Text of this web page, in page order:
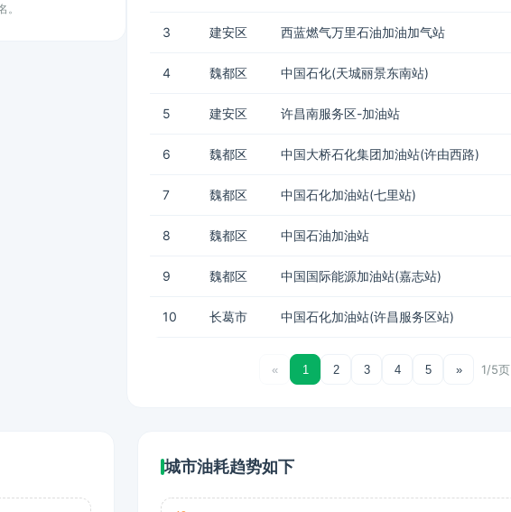
3 建安区 西蓝燃气万里石油加油加气站
4 魏都区 中国石化(天城丽景东南站)
5 建安区 许昌南服务区-加油站
6 魏都区 中国大桥石化集团加油站(许由西路)
7 魏都区 中国石化加油站(七里站)
8 魏都区 中国石油加油站
9 魏都区 中国国际能源加油站(嘉志站)
10 长葛市 中国石化加油站(许昌服务区站)
« 1 2 3 4 5 » 1/5页
城市油耗趋势如下